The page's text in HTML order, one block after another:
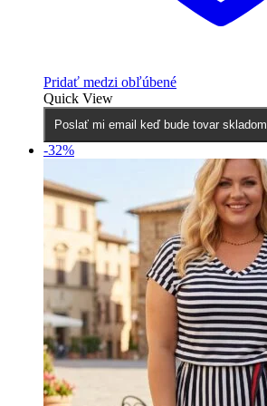
Pridať medzi obľúbené
Quick View
Poslať mi email keď bude tovar skladom
-32%